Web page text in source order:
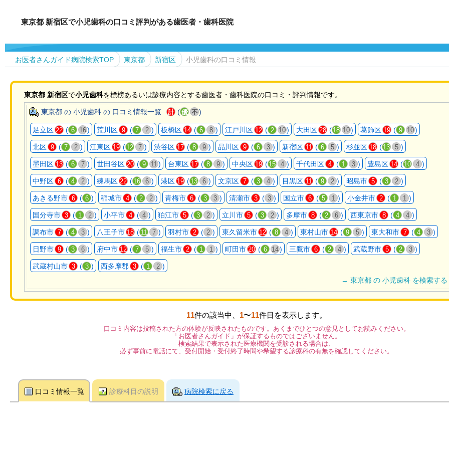
東京都 新宿区で小児歯科の口コミ評判がある歯医者・歯科医院
お医者さんガイド病院検索TOP 東京都 新宿区 小児歯科の口コミ情報
東京都 新宿区で小児歯科を標榜あるいは診療内容とする歯医者・歯科医院の口コミ・評判情報です。
東京都 の 小児歯科 の 口コミ情報一覧 計 (優 不)
足立区 22 ( 6 16) 荒川区 9 ( 7 2 ) 板橋区 14 ( 6 8 ) 江戸川区 12 ( 2 10) 大田区 28 (18 10) 葛飾区 19 ( 9 10)
北区 9 ( 7 2 ) 江東区 19 (12 7 ) 渋谷区 17 ( 8 9 ) 品川区 9 ( 6 3 ) 新宿区 11 ( 6 5 ) 杉並区 18 (13 5 )
墨田区 13 ( 6 7 ) 世田谷区 20 ( 9 11) 台東区 17 ( 8 9 ) 中央区 19 (15 4 ) 千代田区 4 ( 1 3 ) 豊島区 14 (10 4 )
中野区 6 ( 4 2 ) 練馬区 22 (16 6 ) 港区 19 (13 6 ) 文京区 7 ( 3 4 ) 目黒区 11 ( 9 2 ) 昭島市 5 ( 3 2 )
あきる野市 6 ( 6 ) 稲城市 4 ( 2 2 ) 青梅市 6 ( 3 3 ) 清瀬市 3 ( 3 ) 国立市 6 ( 5 1 ) 小金井市 2 ( 1 1 )
国分寺市 3 ( 1 2 ) 小平市 4 ( 4 ) 狛江市 5 ( 3 2 ) 立川市 5 ( 3 2 ) 多摩市 8 ( 2 6 ) 西東京市 8 ( 4 4 )
調布市 7 ( 4 3 ) 八王子市 18 (11 7 ) 羽村市 2 ( 2 ) 東久留米市 12 ( 8 4 ) 東村山市 14 ( 9 5 ) 東大和市 7 ( 4 3 )
日野市 9 ( 3 6 ) 府中市 12 ( 7 5 ) 福生市 2 ( 1 1 ) 町田市 20 ( 6 14) 三鷹市 6 ( 2 4 ) 武蔵野市 5 ( 2 3 )
武蔵村山市 3 ( 3 ) 西多摩郡 3 ( 1 2 )
→ 東京都 の 小児歯科 を検索する
11件の該当中、 1〜11件目を表示します。
口コミ内容は投稿された方の体験が反映されたものです。あくまでひとつの意見としてお読みください。
「お医者さんガイド」が保証するものではございません。
検索結果で表示された医療機関を受診される場合は、
必ず事前に電話にて、受付開始・受付終了時間や希望する診療科の有無を確認してください。
口コミ情報一覧 診療科目の説明 病院検索に戻る